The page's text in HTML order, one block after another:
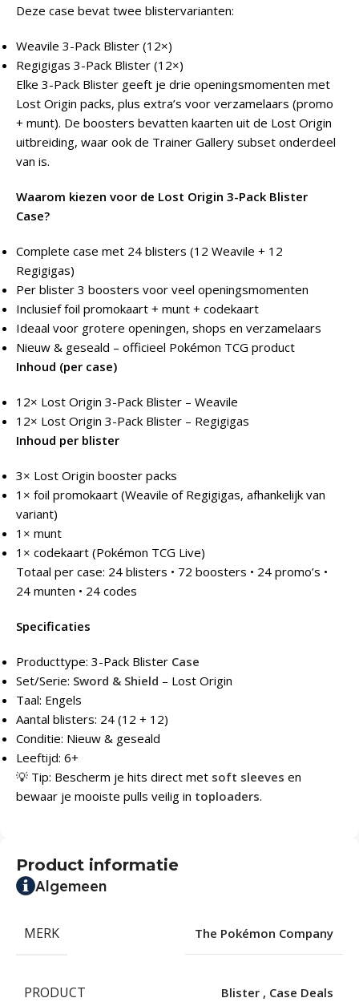
Deze case bevat twee blistervarianten:
Weavile 3-Pack Blister (12×)
Regigigas 3-Pack Blister (12×)
Elke 3-Pack Blister geeft je drie openingsmomenten met
Lost Origin packs, plus extra’s voor verzamelaars (promo
+ munt). De boosters bevatten kaarten uit de Lost Origin
uitbreiding, waar ook de Trainer Gallery subset onderdeel
van is.
Waarom kiezen voor de Lost Origin 3-Pack Blister
Case?
Complete case met 24 blisters (12 Weavile + 12
Regigigas)
Per blister 3 boosters voor veel openingsmomenten
Inclusief foil promokaart + munt + codekaart
Ideaal voor grotere openingen, shops en verzamelaars
Nieuw & geseald – officieel Pokémon TCG product
Inhoud (per case)
12× Lost Origin 3-Pack Blister – Weavile
12× Lost Origin 3-Pack Blister – Regigigas
Inhoud per blister
3× Lost Origin booster packs
1× foil promokaart (Weavile of Regigigas, afhankelijk van
variant)
1× munt
1× codekaart (Pokémon TCG Live)
Totaal per case: 24 blisters • 72 boosters • 24 promo’s •
24 munten • 24 codes
Specificaties
Producttype: 3-Pack Blister Case
Set/Serie: Sword & Shield – Lost Origin
Taal: Engels
Aantal blisters: 24 (12 + 12)
Conditie: Nieuw & geseald
Leeftijd: 6+
💡 Tip: Bescherm je hits direct met soft sleeves en
bewaar je mooiste pulls veilig in toploaders.
Product informatie
Algemeen
MERK The Pokémon Company
PRODUCT Blister , Case Deals